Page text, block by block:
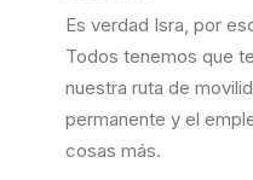
Es verdad Isra, por
Todos tenemos que
nuestra ruta de
permanente y el
cosas más.